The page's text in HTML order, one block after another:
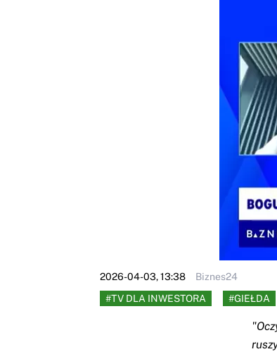
2026-04-03, 13:38
Biznes24
#TV DLA INWESTORA
#GIEŁDA